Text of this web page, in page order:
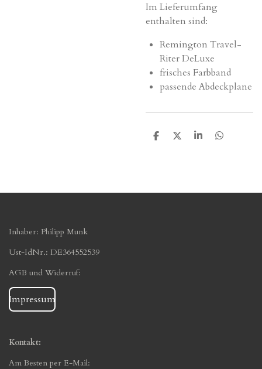
Im Lieferumfang
enthalten sind:
Remington Travel-
Riter DeLuxe
frisches Farbband
passende Abdeckplane
T
T
T
T
Inhaber: Philipp Munk
Ust-IdNr.: DE364552539
AGB und Widerruf:
Impressum
Kontakt:
Am Besten per E-Mail: